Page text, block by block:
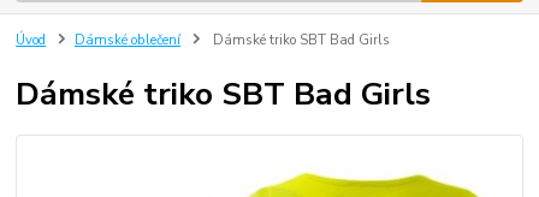
Úvod Dámské oblečení Dámské triko SBT Bad Girls
Dámské triko SBT Bad Girls